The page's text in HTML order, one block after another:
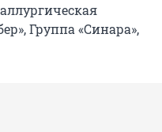
Группа «Синара»,